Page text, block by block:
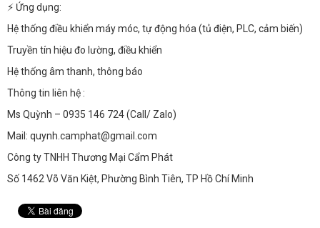
⚡ Ứng dụng:
Hệ thống điều khiển máy móc, tự động hóa (tủ điện, PLC, cảm biến)
Truyền tín hiệu đo lường, điều khiển
Hệ thống âm thanh, thông báo
Thông tin liên hệ :
Ms Quỳnh – 0935 146 724 (Call/ Zalo)
Mail: quynh.camphat@gmail.com
Công ty TNHH Thương Mại Cẩm Phát
Số 1462 Võ Văn Kiệt, Phường Bình Tiên, TP Hồ Chí Minh